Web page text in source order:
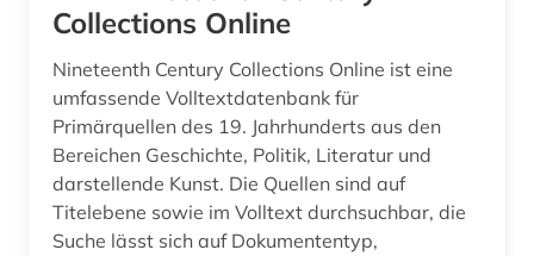
Collections Online
Nineteenth Century Collections Online ist eine
umfassende Volltextdatenbank für
Primärquellen des 19. Jahrhunderts aus den
Bereichen Geschichte, Politik, Literatur und
darstellende Kunst. Die Quellen sind auf
Titelebene sowie im Volltext durchsuchbar, die
Suche lässt sich auf Dokumententyp,